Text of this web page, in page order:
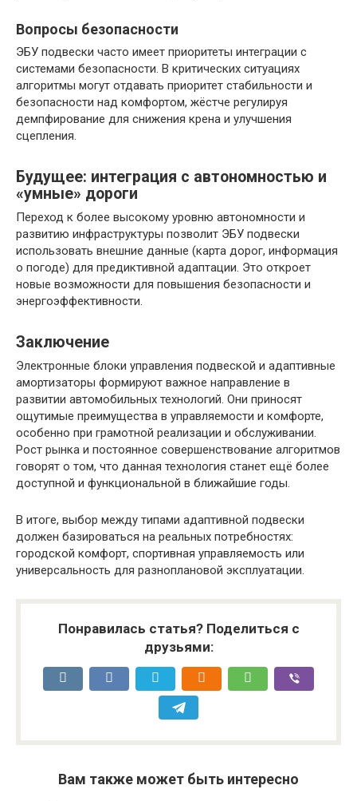
Вопросы безопасности
ЭБУ подвески часто имеет приоритеты интеграции с
системами безопасности. В критических ситуациях
алгоритмы могут отдавать приоритет стабильности и
безопасности над комфортом, жёстче регулируя
демпфирование для снижения крена и улучшения
сцепления.
Будущее: интеграция с автономностью и
«умные» дороги
Переход к более высокому уровню автономности и
развитию инфраструктуры позволит ЭБУ подвески
использовать внешние данные (карта дорог, информация
о погоде) для предиктивной адаптации. Это откроет
новые возможности для повышения безопасности и
энергоэффективности.
Заключение
Электронные блоки управления подвеской и адаптивные
амортизаторы формируют важное направление в
развитии автомобильных технологий. Они приносят
ощутимые преимущества в управляемости и комфорте,
особенно при грамотной реализации и обслуживании.
Рост рынка и постоянное совершенствование алгоритмов
говорят о том, что данная технология станет ещё более
доступной и функциональной в ближайшие годы.
В итоге, выбор между типами адаптивной подвески
должен базироваться на реальных потребностях:
городской комфорт, спортивная управляемость или
универсальность для разноплановой эксплуатации.
Понравилась статья? Поделиться с
друзьями:
Вам также может быть интересно